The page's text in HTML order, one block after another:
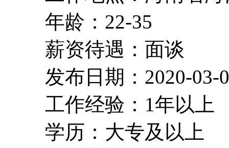
年龄：22-35
薪资待遇：面谈
发布日期：2020-03-
工作经验：1年以上
学历：大专及以上